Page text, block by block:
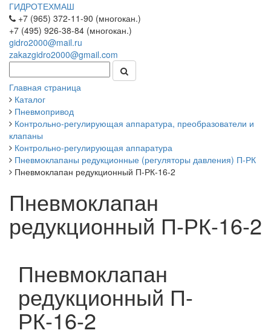
ГИДРОТЕХМАШ
+7 (965) 372-11-90 (многокан.)
+7 (495) 926-38-84 (многокан.)
gidro2000@mail.ru
zakazgidro2000@gmail.com
Главная страница
Каталог
Пневмопривод
Контрольно-регулирующая аппаратура, преобразователи и
клапаны
Контрольно-регулирующая аппаратура
Пневмоклапаны редукционные (регуляторы давления) П-РК
Пневмоклапан редукционный П-РК-16-2
Пневмоклапан
редукционный П-РК-16-2
Пневмоклапан
редукционный П-
РК-16-2